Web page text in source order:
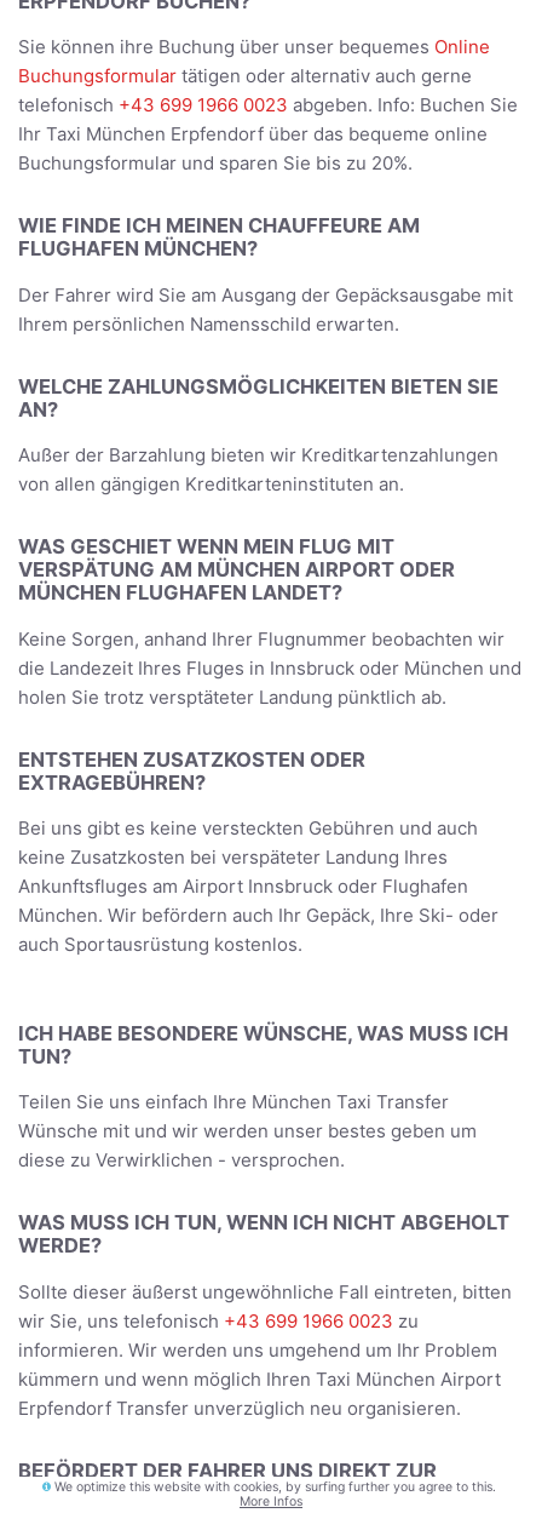
Sie können ihre Buchung über unser bequemes Online
Buchungsformular tätigen oder alternativ auch gerne
telefonisch +43 699 1966 0023 abgeben. Info: Buchen Sie
Ihr Taxi München Erpfendorf über das bequeme online
Buchungsformular und sparen Sie bis zu 20%.
WIE FINDE ICH MEINEN CHAUFFEURE AM
FLUGHAFEN MÜNCHEN?
Der Fahrer wird Sie am Ausgang der Gepäcksausgabe mit
Ihrem persönlichen Namensschild erwarten.
WELCHE ZAHLUNGSMÖGLICHKEITEN BIETEN SIE
AN?
Außer der Barzahlung bieten wir Kreditkartenzahlungen
von allen gängigen Kreditkarteninstituten an.
WAS GESCHIET WENN MEIN FLUG MIT
VERSPÄTUNG AM MÜNCHEN AIRPORT ODER
MÜNCHEN FLUGHAFEN LANDET?
Keine Sorgen, anhand Ihrer Flugnummer beobachten wir
die Landezeit Ihres Fluges in Innsbruck oder München und
holen Sie trotz versptäteter Landung pünktlich ab.
ENTSTEHEN ZUSATZKOSTEN ODER
EXTRAGEBÜHREN?
Bei uns gibt es keine versteckten Gebühren und auch
keine Zusatzkosten bei verspäteter Landung Ihres
Ankunftsfluges am Airport Innsbruck oder Flughafen
München. Wir befördern auch Ihr Gepäck, Ihre Ski- oder
auch Sportausrüstung kostenlos.
ICH HABE BESONDERE WÜNSCHE, WAS MUSS ICH
TUN?
Teilen Sie uns einfach Ihre München Taxi Transfer
Wünsche mit und wir werden unser bestes geben um
diese zu Verwirklichen - versprochen.
WAS MUSS ICH TUN, WENN ICH NICHT ABGEHOLT
WERDE?
Sollte dieser äußerst ungewöhnliche Fall eintreten, bitten
wir Sie, uns telefonisch +43 699 1966 0023 zu
informieren. Wir werden uns umgehend um Ihr Problem
kümmern und wenn möglich Ihren Taxi München Airport
Erpfendorf Transfer unverzüglich neu organisieren.
BEFÖRDERT DER FAHRER UNS DIREKT ZUR
UNTERKUNFT?
We optimize this website with cookies, by surfing further you agree to this.
More Infos